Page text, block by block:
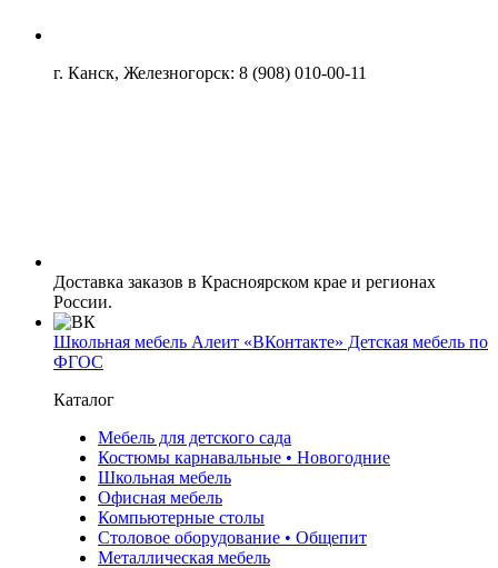
г. Канск, Железногорск: 8 (908) 010-00-11
Доставка заказов в Красноярском крае и регионах
России.
Школьная мебель Алеит «ВКонтакте» Детская мебель по
ФГОС
Каталог
Мебель для детского сада
Костюмы карнавальные • Новогодние
Школьная мебель
Офисная мебель
Компьютерные столы
Столовое оборудование • Общепит
Металлическая мебель